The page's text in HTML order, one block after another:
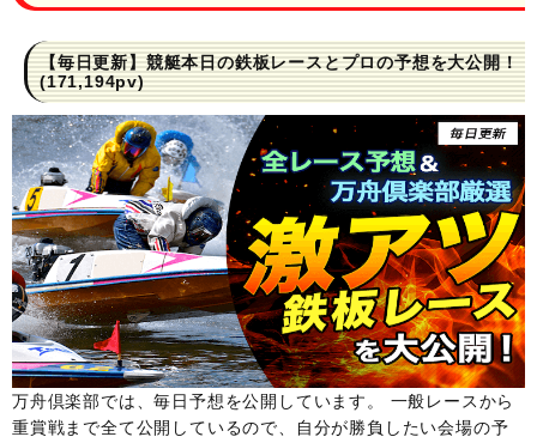
【毎日更新】競艇本日の鉄板レースとプロの予想を大公開！
(171,194pv)
万舟倶楽部では、毎日予想を公開しています。 一般レースから
重賞戦まで全て公開しているので、自分が勝負したい会場の予